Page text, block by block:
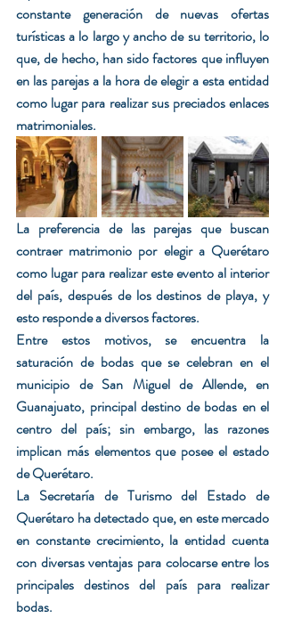
constante generación de nuevas ofertas
turísticas a lo largo y ancho de su territorio, lo
que, de hecho, han sido factores que influyen
en las parejas a la hora de elegir a esta entidad
como lugar para realizar sus preciados enlaces
matrimoniales.
La preferencia de las parejas que buscan
contraer matrimonio por elegir a Querétaro
como lugar para realizar este evento al interior
del país, después de los destinos de playa, y
esto responde a diversos factores.
Entre estos motivos, se encuentra la
saturación de bodas que se celebran en el
municipio de San Miguel de Allende, en
Guanajuato, principal destino de bodas en el
centro del país; sin embargo, las razones
implican más elementos que posee el estado
de Querétaro.
La Secretaría de Turismo del Estado de
Querétaro ha detectado que, en este mercado
en constante crecimiento, la entidad cuenta
con diversas ventajas para colocarse entre los
principales destinos del país para realizar
bodas.